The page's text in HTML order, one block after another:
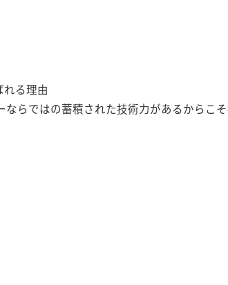
る理由
らではの蓄積された技術力があるからこ